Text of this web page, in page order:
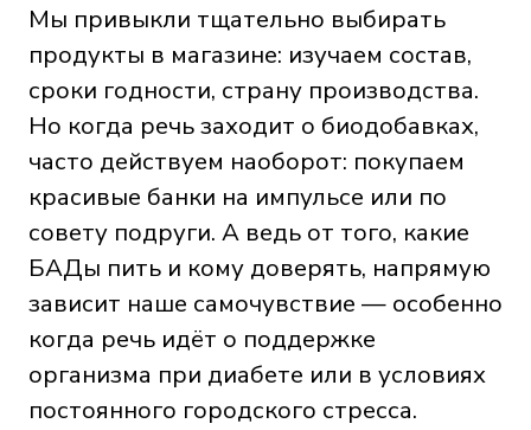
Мы привыкли тщательно выбирать
продукты в магазине: изучаем состав,
сроки годности, страну производства.
Но когда речь заходит о биодобавках,
часто действуем наоборот: покупаем
красивые банки на импульсе или по
совету подруги. А ведь от того, какие
БАДы пить и кому доверять, напрямую
зависит наше самочувствие — особенно
когда речь идёт о поддержке
организма при диабете или в условиях
постоянного городского стресса.